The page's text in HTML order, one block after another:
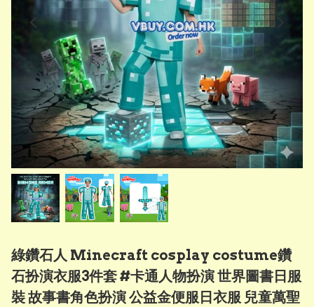
綠鑽石人 Minecraft cosplay costume鑽
石扮演衣服3件套 #卡通人物扮演 世界圖書日服
裝 故事書角色扮演 公益金便服日衣服 兒童萬聖